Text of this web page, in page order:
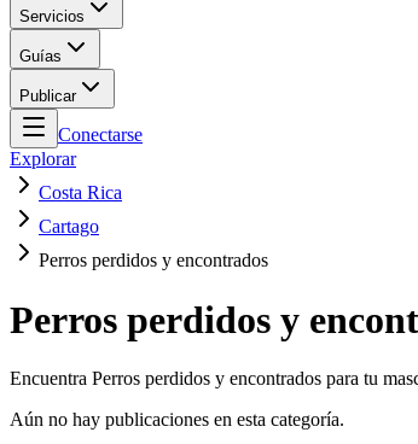
Servicios
Guías
Publicar
Conectarse
Explorar
Costa Rica
Cartago
Perros perdidos y encontrados
Perros perdidos y
Encuentra Perros perdidos y encontrados para tu
Aún no hay publicaciones en esta categoría.